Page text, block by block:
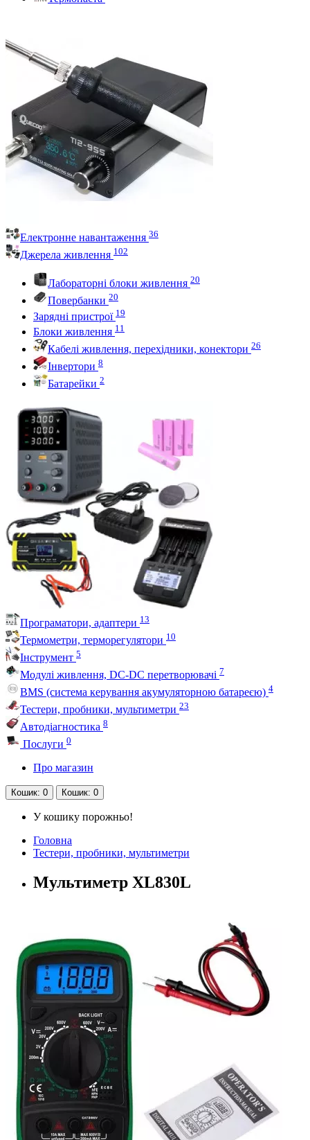
Електронне навантаження 36
Джерела живлення 102
Лабораторні блоки живлення 20
Повербанки 20
Зарядні пристрої 19
Блоки живлення 11
Кабелі живлення, перехідники, конектори 26
Інвертори 8
Батарейки 2
Програматори, адаптери 13
Термометри, терморегулятори 10
Інструмент 5
Модулі живлення, DC-DC перетворювачі 7
BMS (система керування акумуляторною батареєю) 4
Тестери, пробники, мультиметри 23
Автодіагностика 8
Послуги 0
Про магазин
Кошик: 0 Кошик: 0
У кошику порожньо!
Головна
Тестери, пробники, мультиметри
Мультиметр XL830L